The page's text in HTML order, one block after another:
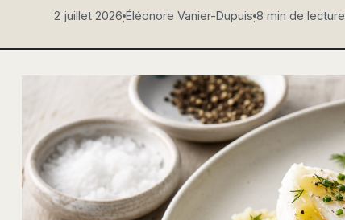
2 juillet 2026·Éléonore Vanier-Dupuis·8 min de lecture